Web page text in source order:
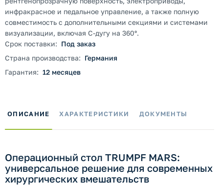
инфракрасное и педальное управление, а также полную
совместимость с дополнительными секциями и системами
визуализации, включая С-дугу на 360°.
Срок поставки: Под заказ
Страна производства: Германия
Гарантия: 12 месяцев
ОПИСАНИЕ ХАРАКТЕРИСТИКИ ДОКУМЕНТЫ
Операционный стол TRUMPF MARS:
универсальное решение для современных
хирургических вмешательств